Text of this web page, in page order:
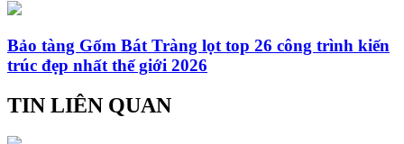
Bảo tàng Gốm Bát Tràng lọt top 26 công trình kiến
trúc đẹp nhất thế giới 2026
TIN LIÊN QUAN